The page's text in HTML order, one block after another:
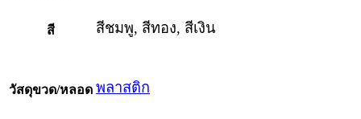
สี สีชมพู, สีทอง, สีเงิน
วัสดุขวด/หลอด พลาสติก